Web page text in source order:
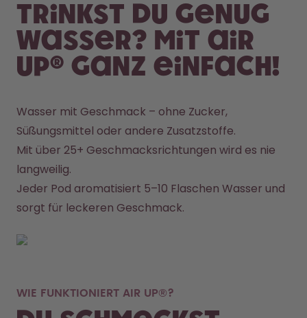
Trinkst du genug
Wasser? Mit air
up® ganz einfach!
Wasser mit Geschmack – ohne Zucker,
Süßungsmittel oder andere Zusatzstoffe.
Mit über 25+ Geschmacksrichtungen wird es nie
langweilig.
Jeder Pod aromatisiert 5–10 Flaschen Wasser und
sorgt für leckeren Geschmack.
WIE FUNKTIONIERT AIR UP®?